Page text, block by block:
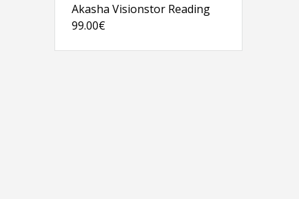
Akasha Visionstor Reading
99.00€